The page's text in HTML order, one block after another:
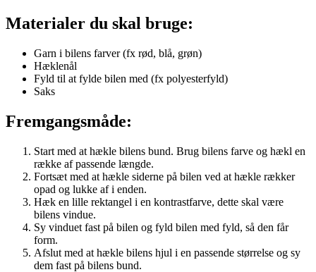
Materialer du skal bruge:
Garn i bilens farver (fx rød, blå, grøn)
Hæklenål
Fyld til at fylde bilen med (fx polyesterfyld)
Saks
Fremgangsmåde:
Start med at hækle bilens bund. Brug bilens farve og hækl en
række af passende længde.
Fortsæt med at hækle siderne på bilen ved at hækle rækker
opad og lukke af i enden.
Hæk en lille rektangel i en kontrastfarve, dette skal være
bilens vindue.
Sy vinduet fast på bilen og fyld bilen med fyld, så den får
form.
Afslut med at hækle bilens hjul i en passende størrelse og sy
dem fast på bilens bund.